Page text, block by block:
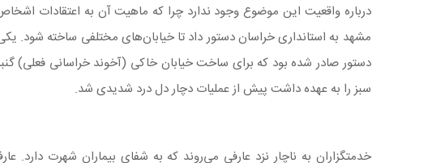
درباره واقعیت این موضوع وجود ندارد چرا که ماهیت آن به اعتقادات
مشهد به استانداری خراسان دستور داد تا خیابان‌های مختلفی ساخته شود.
دستور صادر شده بود که برای ساخت خیابان خاکی (آخوند خراسانی فعلی)
سبز را به عهده داشت پیش از عملیات دچار دل درد شدیدی شد.
خدمتگزاران به ناچار نزد عارفی می‌روند که به شفای بیماران شهرت دارد.